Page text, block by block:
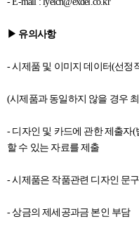
▶ 유의사항
- 시제품 및 이미지 데이터(선정
(시제품과 동일하지 않을 경우
- 디자인 및 카드에 관한 제출자
할 수 있는 자료를 제출
- 시제품은 작품관련 디자인 문
- 상금의 제세공과금 본인 부담